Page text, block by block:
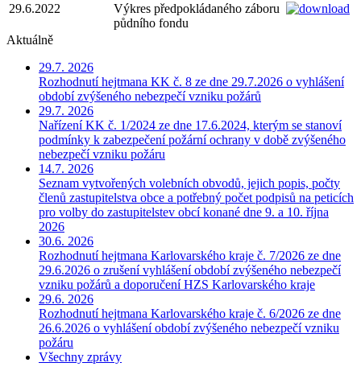
29.6.2022
Výkres předpokládaného záboru
půdního fondu
Aktuálně
29.7. 2026
Rozhodnutí hejtmana KK č. 8 ze dne 29.7.2026 o vyhlášení
období zvýšeného nebezpečí vzniku požárů
29.7. 2026
Nařízení KK č. 1/2024 ze dne 17.6.2024, kterým se stanoví
podmínky k zabezpečení požární ochrany v době zvýšeného
nebezpečí vzniku požáru
14.7. 2026
Seznam vytvořených volebních obvodů, jejich popis, počty
členů zastupitelstva obce a potřebný počet podpisů na peticích
pro volby do zastupitelstev obcí konané dne 9. a 10. října
2026
30.6. 2026
Rozhodnutí hejtmana Karlovarského kraje č. 7/2026 ze dne
29.6.2026 o zrušení vyhlášení období zvýšeného nebezpečí
vzniku požárů a doporučení HZS Karlovarského kraje
29.6. 2026
Rozhodnutí hejtmana Karlovarského kraje č. 6/2026 ze dne
26.6.2026 o vyhlášení období zvýšeného nebezpečí vzniku
požáru
Všechny zprávy